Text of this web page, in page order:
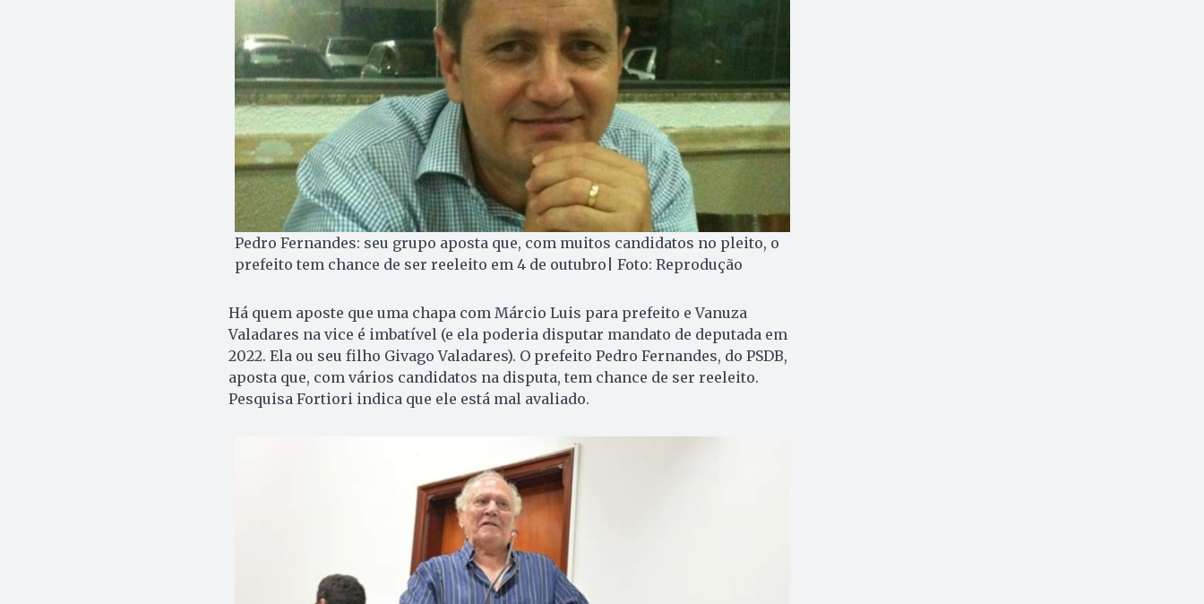
diminuir
Pedro Fernandes: seu grupo aposta que, com muitos candidatos no pleito, o
prefeito tem chance de ser reeleito em 4 de outubro| Foto: Reprodução
Há quem aposte que uma chapa com Márcio Luis para prefeito e Vanuza
Valadares na vice é imbatível (e ela poderia disputar mandato de deputada em
2022. Ela ou seu filho Givago Valadares). O prefeito Pedro Fernandes, do PSDB,
aposta que, com vários candidatos na disputa, tem chance de ser reeleito.
Pesquisa Fortiori indica que ele está mal avaliado.